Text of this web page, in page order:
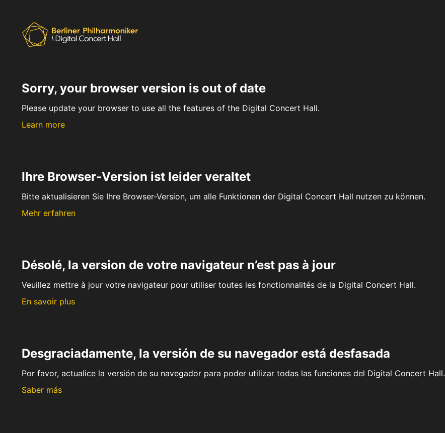
Sorry, your browser version is out of date
Please update your browser to use all the features of the Digital Concert Hall.
Learn more
Ihre Browser-Version ist leider veraltet
Bitte aktualisieren Sie Ihre Browser-Version, um alle Funktionen der Digital Concert Hall nutzen zu können.
Mehr erfahren
Désolé, la version de votre navigateur n’est pas à jour
Veuillez mettre à jour votre navigateur pour utiliser toutes les fonctionnalités de la Digital Concert Hall.
En savoir plus
Desgraciadamente, la versión de su navegador está desfasada
Por favor, actualice la versión de su navegador para poder utilizar todas las funciones del Digital Concert Hall.
Saber más